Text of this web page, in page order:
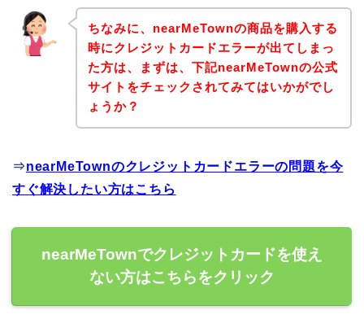
ちなみに、nearMeTownの商品を購入する
時にクレジットカードエラーが出てしまっ
た方は、まずは、下記nearMeTownの公式
サイトをチェックされてみてはいかがでし
ょうか？
⇒nearMeTownのクレジットカードエラーの問題を今
すぐ解決したい方はこちら
nearMeTownでクレジットカードを使え
ない方はこちらをクリック